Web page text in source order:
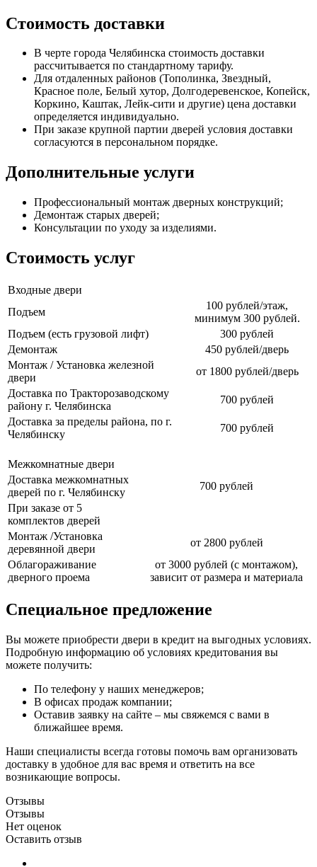
Стоимость доставки
В черте города Челябинска стоимость доставки
рассчитывается по стандартному тарифу.
Для отдаленных районов (Тополинка, Звездный,
Красное поле, Белый хутор, Долгодеревенское, Копейск,
Коркино, Каштак, Лейк-сити и другие) цена доставки
определяется индивидуально.
При заказе крупной партии дверей условия доставки
согласуются в персональном порядке.
Дополнительные услуги
Профессиональный монтаж дверных конструкций;
Демонтаж старых дверей;
Консультации по уходу за изделиями.
Стоимость услуг
Входные двери
Подъем
100 рублей/этаж,
минимум 300 рублей.
Подъем (есть грузовой лифт)
300 рублей
Демонтаж
450 рублей/дверь
Монтаж / Установка железной
двери
от 1800 рублей/дверь
Доставка по Тракторозаводскому
району г. Челябинска
700 рублей
Доставка за пределы района, по г.
Челябинску
700 рублей
Межкомнатные двери
Доставка межкомнатных
дверей по г. Челябинску
700 рублей
При заказе от 5
комплектов дверей
Монтаж /Установка
деревянной двери
от 2800 рублей
Облагораживание
дверного проема
от 3000 рублей (с монтажом),
зависит от размера и материала
Специальное предложение
Вы можете приобрести двери в кредит на выгодных условиях.
Подробную информацию об условиях кредитования вы
можете получить:
По телефону у наших менеджеров;
В офисах продаж компании;
Оставив заявку на сайте – мы свяжемся с вами в
ближайшее время.
Наши специалисты всегда готовы помочь вам организовать
доставку в удобное для вас время и ответить на все
возникающие вопросы.
Отзывы
Отзывы
Нет оценок
Оставить отзыв